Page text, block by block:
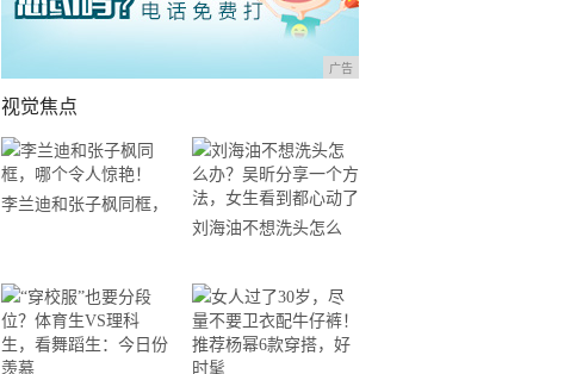
广告
视觉焦点
李兰迪和张子枫同框，
刘海油不想洗头怎么
法，女生看到都心动了